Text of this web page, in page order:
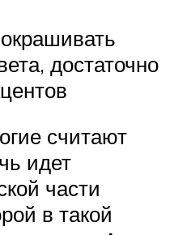
достаточно
считают
идет
части
в такой